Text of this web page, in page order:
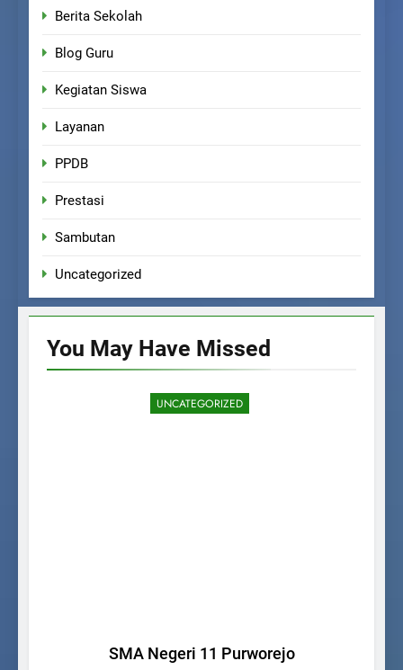
Berita Sekolah
Blog Guru
Kegiatan Siswa
Layanan
PPDB
Prestasi
Sambutan
Uncategorized
You May Have Missed
UNCATEGORIZED
SMA Negeri 11 Purworejo